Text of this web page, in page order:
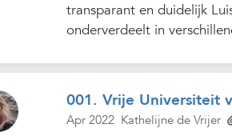
transparant en duidelijk
onderverdeelt in
001. Vrije Universiteit
Apr 2022 Kathelijne de Vrijer